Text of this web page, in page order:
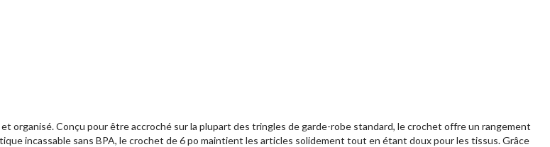
organisé. Conçu pour être accroché sur la plupart des tringles de garde-robe standard, le crochet offre un rangement
incassable sans BPA, le crochet de 6 po maintient les articles solidement tout en étant doux pour les tissus. Grâce